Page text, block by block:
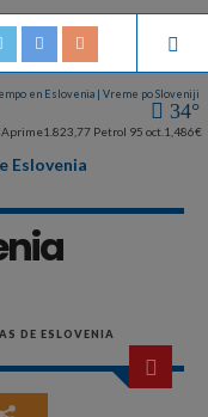
en Eslovenia | Vreme po Sloveniji
34°
1.823,77 Petrol 95 oct. 1,486€
Eslovenia
DE ESLOVENIA